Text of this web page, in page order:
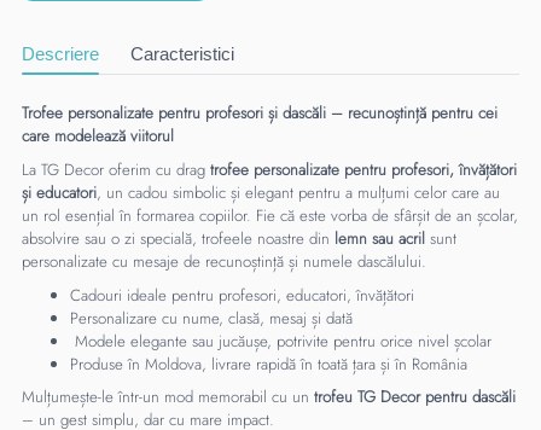
Descriere Caracteristici
Trofee personalizate pentru profesori și dascăli – recunoștință pentru cei
care modelează viitorul
La TG Decor oferim cu drag trofee personalizate pentru profesori, învățători
și educatori, un cadou simbolic și elegant pentru a mulțumi celor care au
un rol esențial în formarea copiilor. Fie că este vorba de sfârșit de an școlar,
absolvire sau o zi specială, trofeele noastre din lemn sau acrilsunt
personalizate cu mesaje de recunoștință și numele dascălului.
Cadouri ideale pentru profesori, educatori, învățători
Personalizare cu nume, clasă, mesaj și dată
Modele elegante sau jucăușe, potrivite pentru orice nivel școlar
Produse în Moldova, livrare rapidă în toată țara și în România
Mulțumește-le într-un mod memorabil cu un trofeu TG Decor pentru dascăli
– un gest simplu, dar cu mare impact.